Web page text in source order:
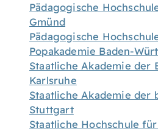
Pädagogische
Gmünd
Pädagogische
Popakademie Baden-
Staatliche Akademie der
Karlsruhe
Staatliche Akademie der
Stuttgart
Staatliche Hochschule